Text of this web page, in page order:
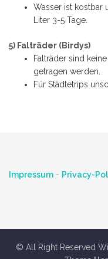
Wasser ist kostbar
Liter 3-5 Tage.
5) Falträder (Birdys)
Falträder sind
getragen werden.
Für Städtetrips
Impressum - Privacy-
© All Right Reserved